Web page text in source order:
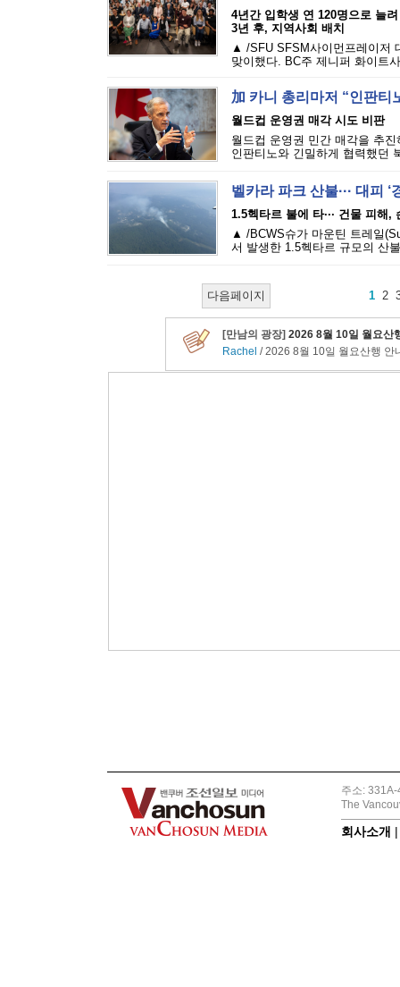
4년간 입학생 연 120명으로 늘려
3년 후, 지역사회 배치
▲ /SFU SFSM사이먼프레이저
맞이했다. BC주 제니퍼 화이트
加 카니 총리마저 “인판티
월드컵 운영권 매각 시도 비판
월드컵 운영권 민간 매각을 추
인판티노와 긴밀하게 협력했던
벨카라 파크 산불··· 대피
1.5헥타르 불에 타··· 건물 피해,
▲ /BCWS슈가 마운틴 트레일
서 발생한 1.5헥타르 규모의 산
다음페이지 1 2
주소:
The
회사소개